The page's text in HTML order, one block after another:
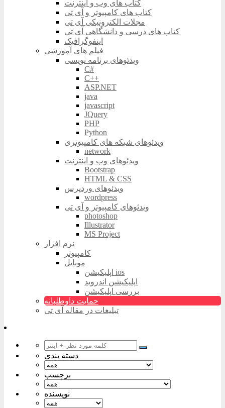
کتاب های وب و اینترنت
کتاب های کامپیوتر و آی تی
مجلات الکترونیکی آی تی
کتاب های درسی و دانشگاهی آی تی
اینفوگرافیک
فیلم های آموزشی
ویدئوهای برنامه نویسی
C#
C++
ASP.NET
java
javascript
JQuery
PHP
Python
ویدئوهای شبکه های کامپیوتری
network
ویدئوهای وب و اینترنت
Bootstrap
HTML & CSS
ویدئوهای وردپرس
wordpress
ویدئوهای کامپیوتر و آی تی
photoshop
Illustrator
MS Project
نرم افزار
کامپیوتر
موبایل
اپلیکیشن ios
اپلیکیشن اندروید
بررسی اپلیکیشن
حمایت داوطلبانه
تبلیغات در مقاله آی تی
دسته بندی
برچسب
نویسنده